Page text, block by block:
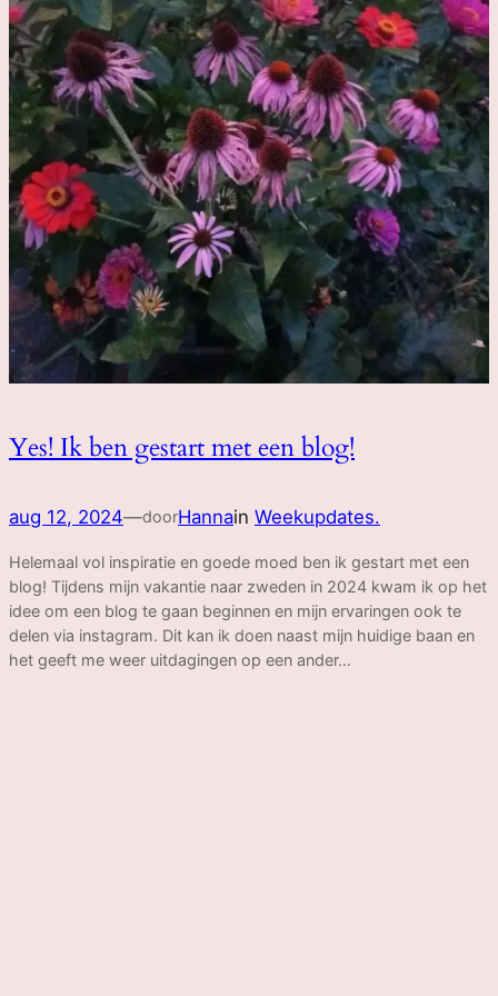
Yes! Ik ben gestart met een blog!
aug 12, 2024—doorHannain Weekupdates.
Helemaal vol inspiratie en goede moed ben ik gestart met een
blog! Tijdens mijn vakantie naar zweden in 2024 kwam ik op het
idee om een blog te gaan beginnen en mijn ervaringen ook te
delen via instagram. Dit kan ik doen naast mijn huidige baan en
het geeft me weer uitdagingen op een ander…